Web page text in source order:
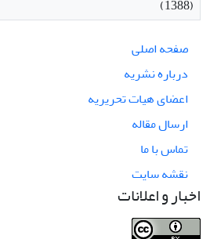
(1388)
صفحه اصلی
درباره نشریه
اعضای هیات تحریریه
ارسال مقاله
تماس با ما
نقشه سایت
اخبار و اعلانات